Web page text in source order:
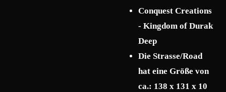
Conquest Creations
- Kingdom of Durak
Deep
Die Strasse/Road
hat eine Größe von
ca.: 138 x 131 x 10